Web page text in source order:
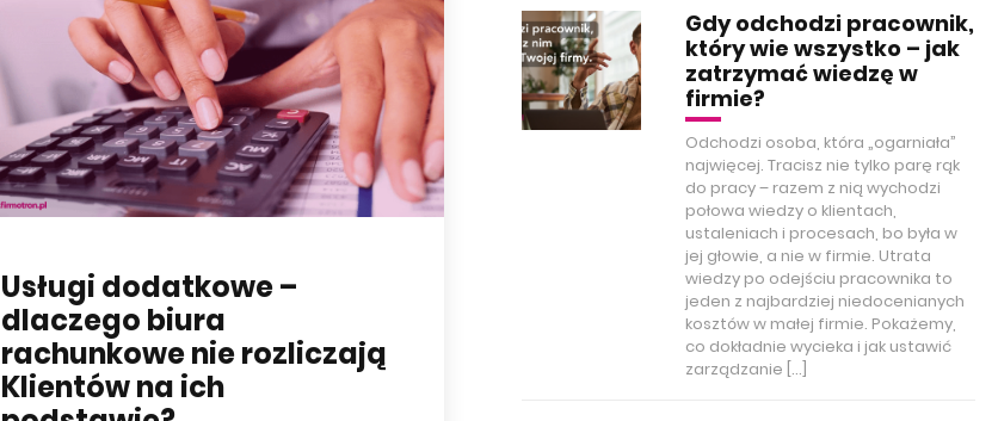
Usługi dodatkowe –
dlaczego biura
rachunkowe nie rozliczają
Klientów na ich
Gdy odchodzi pracownik,
który wie wszystko – jak
zatrzymać wiedzę w
firmie?
Odchodzi osoba, która „ogarniała”
najwięcej. Tracisz nie tylko parę rąk
do pracy – razem z nią wychodzi
połowa wiedzy o klientach,
ustaleniach i procesach, bo była w
jej głowie, a nie w firmie. Utrata
wiedzy po odejściu pracownika to
jeden z najbardziej niedocenianych
kosztów w małej firmie. Pokażemy,
co dokładnie wycieka i jak ustawić
zarządzanie […]